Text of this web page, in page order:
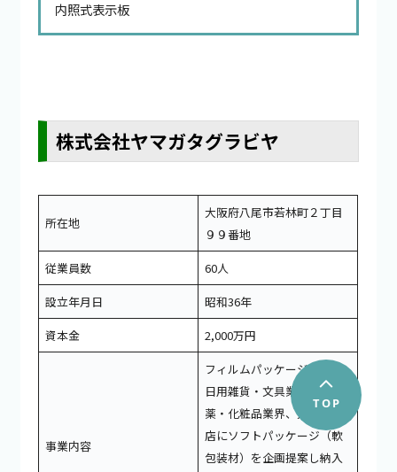
内照式表示板
株式会社ヤマガタグラビヤ
所在地
大阪府八尾市若林町２丁目
９９番地
従業員数
60人
設立年月日
昭和36年
資本金
2,000万円
事業内容
フィルムパッケージ印刷。
日用雑貨・文具業界、医
薬・化粧品業界、大手代理
店にソフトパッケージ（軟
包装材）を企画提案し納入